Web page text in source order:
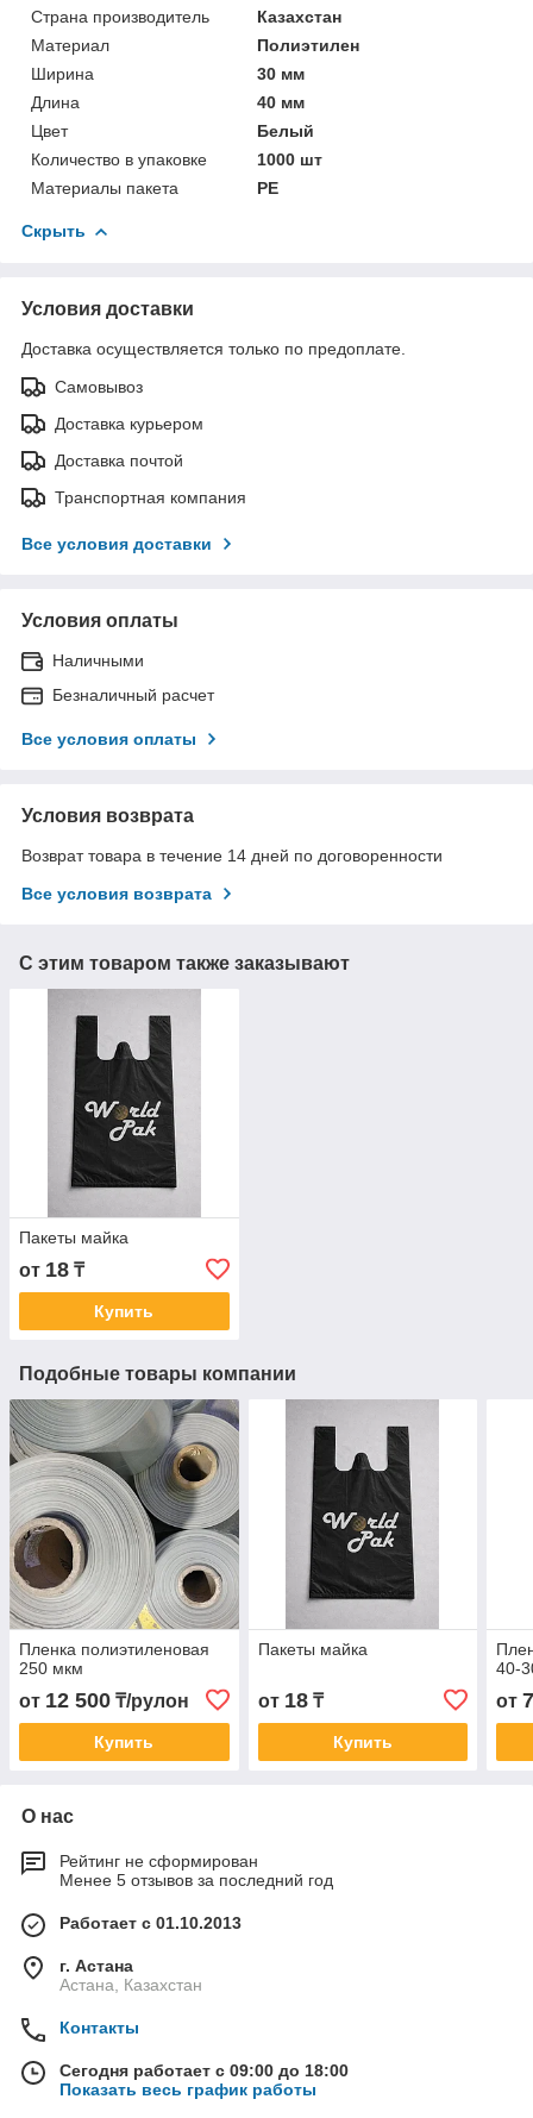
Страна производитель
Казахстан
Материал
Полиэтилен
Ширина
30 мм
Длина
40 мм
Цвет
Белый
Количество в упаковке
1000 шт
Материалы пакета
РЕ
Скрыть
Условия доставки
Доставка осуществляется только по предоплате.
Самовывоз
Доставка курьером
Доставка почтой
Транспортная компания
Все условия доставки
Условия оплаты
Наличными
Безналичный расчет
Все условия оплаты
Условия возврата
Возврат товара в течение 14 дней по договоренности
Все условия возврата
С этим товаром также заказывают
Пакеты майка
от 18 ₸
Купить
Подобные товары компании
Пленка полиэтиленовая
250 мкм
от 12 500 ₸/рулон
Купить
Пакеты майка
от 18₸
Купить
40-
от
О нас
Рейтинг не сформирован
Менее 5 отзывов за последний год
Работает с 01.10.2013
г. Астана
Астана, Казахстан
Контакты
Сегодня работает с 09:00 до 18:00
Показать весь график работы